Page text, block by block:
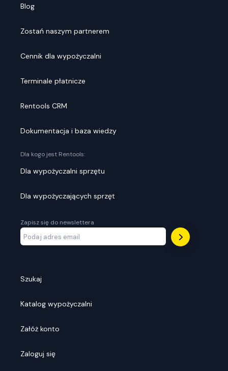
Blog
Zostań naszym partnerem
Cennik dla wypożyczalni
Terminale płatnicze
Rentools CRM
Dokumentacja i baza wiedzy
Dla kogo jest Rentools:
Dla wypożyczalni sprzętu
Dla wypożyczających sprzęt
Zapisz się do newslettera
Szukaj
Katalog wypożyczalni
Załóż konto
Zaloguj się